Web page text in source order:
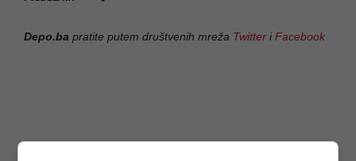
Depo.ba pratite putem društvenih mreža Twitter iFacebook